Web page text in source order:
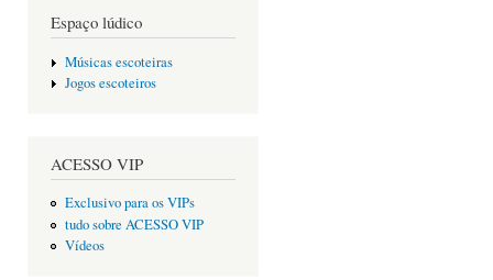
Espaço lúdico
Músicas escoteiras
Jogos escoteiros
ACESSO VIP
Exclusivo para os VIPs
tudo sobre ACESSO VIP
Vídeos